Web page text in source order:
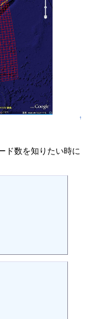
↑
ド数を知りたい時に